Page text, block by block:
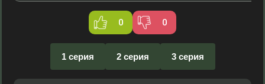
0 0
1 серия 2 серия 3 серия